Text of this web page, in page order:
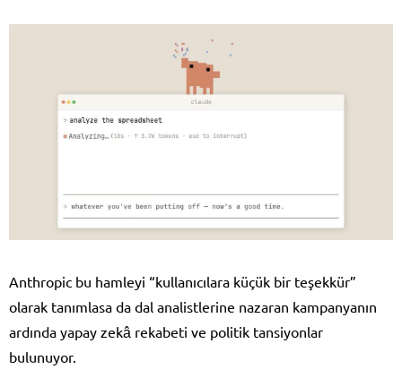
Anthropic bu hamleyi “kullanıcılara küçük bir teşekkür”
olarak tanımlasa da dal analistlerine nazaran kampanyanın
ardında yapay zekâ rekabeti ve politik tansiyonlar
bulunuyor.